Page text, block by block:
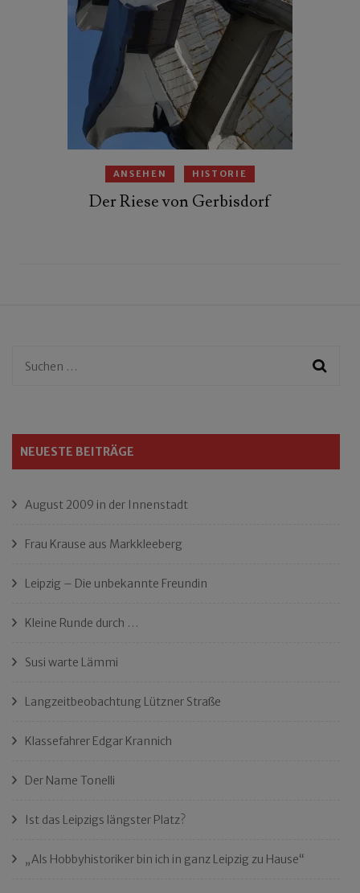
ANSEHEN HISTORIE
Der Riese von Gerbisdorf
Suchen
NEUESTE BEITRÄGE
August 2009 in der Innenstadt
Frau Krause aus Markkleeberg
Leipzig – Die unbekannte Freundin
Kleine Runde durch …
Susi warte Lämmi
Langzeitbeobachtung Lützner Straße
Klassefahrer Edgar Krannich
Der Name Tonelli
Ist das Leipzigs längster Platz?
„Als Hobbyhistoriker bin ich in ganz Leipzig zu Hause“